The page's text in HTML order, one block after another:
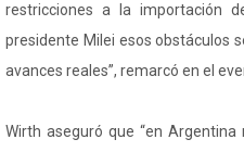
restricciones a la importación
presidente Milei esos obstáculos
avances reales”, remarcó en el
Wirth aseguró que “en